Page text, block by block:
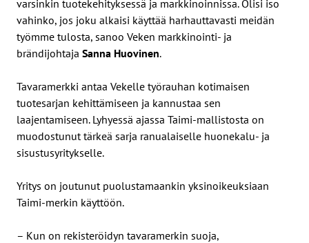
varsinkin tuotekehityksessä ja markkinoinnissa. Olisi iso
vahinko, jos joku alkaisi käyttää harhauttavasti meidän
työmme tulosta, sanoo Veken markkinointi- ja
brändijohtaja Sanna Huovinen.
Tavaramerkki antaa Vekelle työrauhan kotimaisen
tuotesarjan kehittämiseen ja kannustaa sen
laajentamiseen. Lyhyessä ajassa Taimi-mallistosta on
muodostunut tärkeä sarja ranualaiselle huonekalu- ja
sisustusyritykselle.
Yritys on joutunut puolustamaankin yksinoikeuksiaan
Taimi-merkin käyttöön.
– Kun on rekisteröidyn tavaramerkin suoja,